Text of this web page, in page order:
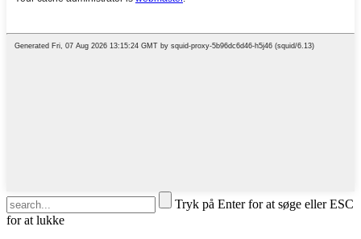
Tryk på Enter for at søge eller ESC
for at lukke